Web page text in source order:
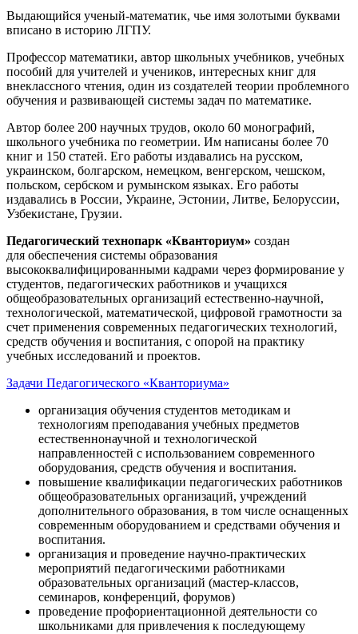
Выдающийся ученый-математик, чье имя золотыми буквами
вписано в историю ЛГПУ.
Профессор математики, автор школьных учебников, учебных
пособий для учителей и учеников, интересных книг для
внеклассного чтения, один из создателей теории проблемного
обучения и развивающей системы задач по математике.
Автор более 200 научных трудов, около 60 монографий,
школьного учебника по геометрии. Им написаны более 70
книг и 150 статей. Его работы издавались на русском,
украинском, болгарском, немецком, венгерском, чешском,
польском, сербском и румынском языках. Его работы
издавались в России, Украине, Эстонии, Литве, Белоруссии,
Узбекистане, Грузии.
Педагогический технопарк «Кванториум» создан
для обеспечения системы образования
высококвалифицированными кадрами через формирование у
студентов, педагогических работников и учащихся
общеобразовательных организаций естественно-научной,
технологической, математической, цифровой грамотности за
счет применения современных педагогических технологий,
средств обучения и воспитания, с опорой на практику
учебных исследований и проектов.
Задачи Педагогического «Кванториума»
организация обучения студентов методикам и
технологиям преподавания учебных предметов
естественнонаучной и технологической
направленностей с использованием современного
оборудования, средств обучения и воспитания.
повышение квалификации педагогических работников
общеобразовательных организаций, учреждений
дополнительного образования, в том числе оснащенных
современным оборудованием и средствами обучения и
воспитания.
организация и проведение научно-практических
мероприятий педагогическими работниками
образовательных организаций (мастер-классов,
семинаров, конференций, форумов)
проведение профориентационной деятельности со
школьниками для привлечения к последующему